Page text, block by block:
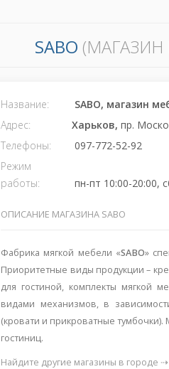
SABO
Название:
SABO, магазин
Адрес:
Харьков,пр.
Телефоны:
097-772-52-92
Режим
работы:
пн-пт 10:00-20:00,
ОПИСАНИЕ МАГАЗИНА SABO
Фабрика мягкой мебели «SABO»
Приоритетные виды продукции –
для гостиной, комплекты мягкой
видами механизмов, в
(кровати и прикроватные
гостиниц.
Найдите другие магазины в городе